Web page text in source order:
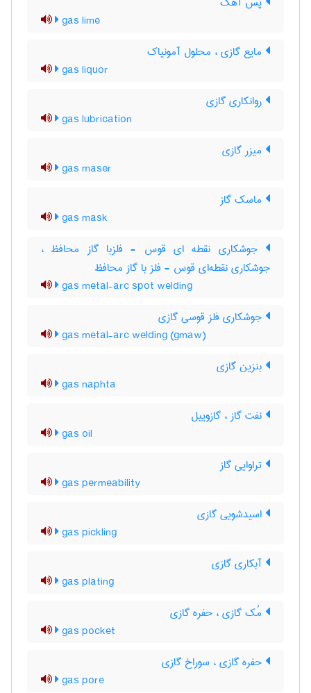
gas lime
مایع گازی ، محلول آمونیاک
gas liquor
روانکاری گازی
gas lubrication
میزر گازی
gas maser
ماسک گاز
gas mask
جوشکاری نقطه ای قوس - فلزبا گاز محافظ ،
جوشکاری نقطه‌ای قوس - فلز با گاز محافظ
gas metal-arc spot welding
جوشکاری فلز قوسی گازی
gas metal-arc welding (gmaw)
بنزین گازی
gas naphta
نفت گاز ، گازوییل
gas oil
تراوایی گاز
gas permeability
اسیدشویی گازی
gas pickling
آبکاری گازی
gas plating
مُک گازی ، حفره گازی
gas pocket
حفره گازی ، سوراخ گازی
gas pore